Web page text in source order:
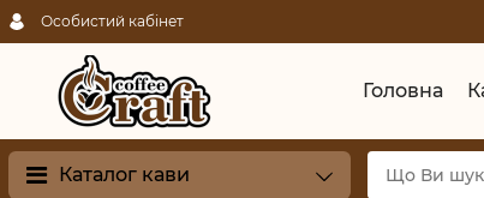
Особистий кабінет
Головна
Каталог кави